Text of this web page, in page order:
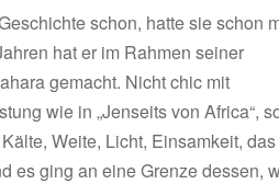
schon, hatte sie schon
hat er im Rahmen seiner
gemacht. Nicht chic mit
wie in „Jenseits von Africa“,
Weite, Licht, Einsamkeit,
es ging an eine Grenze dessen,